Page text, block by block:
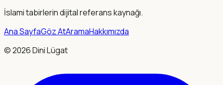
İslami tabirlerin dijital referans kaynağı.
Ana SayfaGöz AtAramaHakkımızda
©2026Dini Lügat